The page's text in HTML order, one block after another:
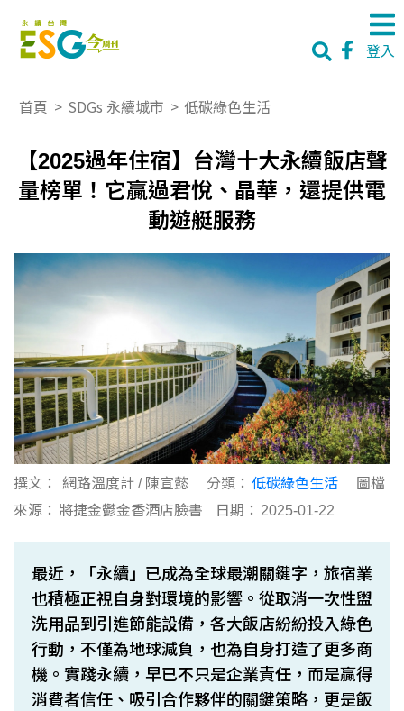
登入
首頁 > SDGs 永續城市 > 低碳綠色生活
【2025過年住宿】台灣十大永續飯店聲
量榜單！它贏過君悅、晶華，還提供電
動遊艇服務
撰文： 網路溫度計 / 陳宣懿 分類： 低碳綠色生活
圖檔
來源： 將捷金鬱金香酒店臉書 日期： 2025-01-22
最近，「永續」已成為全球最潮關鍵字，旅宿業
也積極正視自身對環境的影響。從取消一次性盥
洗用品到引進節能設備，各大飯店紛紛投入綠色
行動，不僅為地球減負，也為自身打造了更多商
機。實踐永續，早已不只是企業責任，而是贏得
消費者信任、吸引合作夥伴的關鍵策略，更是飯